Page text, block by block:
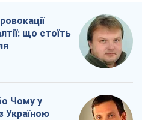
що стоїть
Чому у
Україною